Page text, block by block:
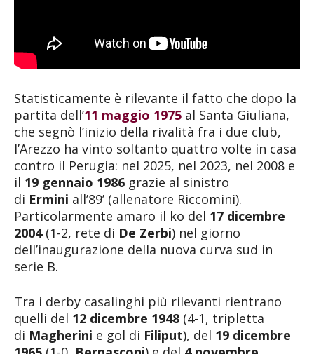
Statisticamente è rilevante il fatto che dopo la
partita dell’11 maggio 1975 al Santa Giuliana,
che segnò l’inizio della rivalità fra i due club,
l’Arezzo ha vinto soltanto quattro volte in casa
contro il Perugia: nel 2025, nel 2023, nel 2008 e
il 19 gennaio 1986 grazie al sinistro
di Ermini all’89’ (allenatore Riccomini).
Particolarmente amaro il ko del 17 dicembre
2004(1-2, rete di De Zerbi) nel giorno
dell’inaugurazione della nuova curva sud in
serie B.
Tra i derby casalinghi più rilevanti rientrano
quelli del 12 dicembre 1948 (4-1, tripletta
di Magherini e gol di Filiput), del 19 dicembre